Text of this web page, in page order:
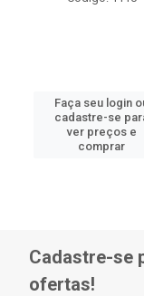
Faça seu login
cadastre-se
ver preços e
comprar
Cadastre-se
ofertas!